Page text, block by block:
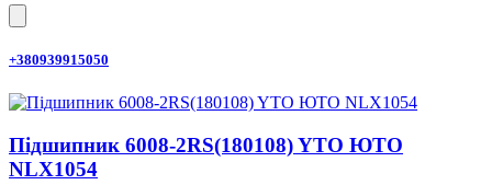
+380939915050
Підшипник 6008-2RS(180108) YTO ЮТО
NLX1054